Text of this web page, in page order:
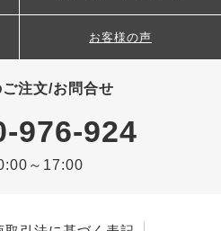
注文/お問合せ
976-924
～17:00
お客様の声